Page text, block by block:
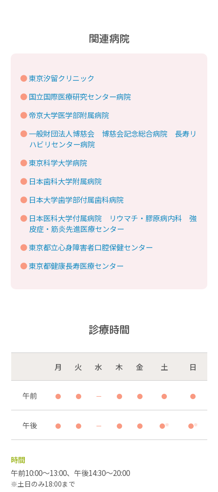
関連病院
東京汐留クリニック
国立国際医療研究センター病院
帝京大学医学部附属病院
一般財団法人博慈会 博慈会記念総合病院 長寿リ
ハビリセンター病院
東京科学大学病院
日本歯科大学附属病院
日本大学歯学部付属歯科病院
日本医科大学付属病院 リウマチ・膠原病内科 強
皮症・筋炎先進医療センター
東京都立心身障害者口腔保健センター
東京都健康長寿医療センター
診療時間
月 火 水 木 金 土 日
午前 ● ● ー ● ● ● ●
午後 ● ● ー ● ● ●※ ●※
時間
午前10:00～13:00、午後14:30～20:00
※土日のみ18:00まで